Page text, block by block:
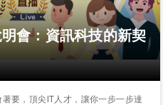
會：資訊科技的新契
要，頂尖IT人才，讓你一步一步達